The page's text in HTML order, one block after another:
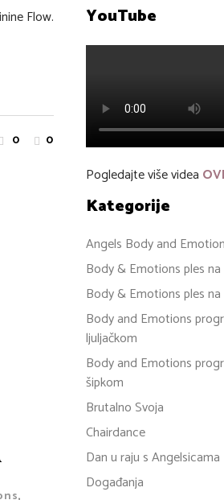
Flow.
0 0
YouTube
Pogledajte više videa
Kategorije
Angels Body and
Body & Emotions ples na
Body & Emotions ples na
Body and Emotions
ljuljačkom
Body and Emotions
šipkom
Brutalno Svoja
Chairdance
Dan u raju s Angelsicama
Događanja